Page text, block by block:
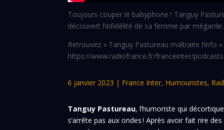
Toujours couper le babyphone ! Tanguy
découvert l’infidélité de sa femme par mégarde.
Retrouvez « Tanguy Pastureau maltraite l’info
https://www.radiofrance.fr/franceinter/
6 janvier 2023 | France Inter, Humouristes,
Tanguy Pastureau, l’humoriste qui
s’arrête pas aux ondes ! Après avoir fait rire